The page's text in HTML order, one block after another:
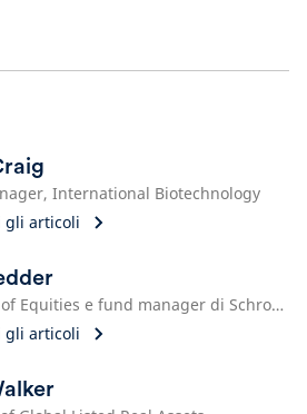
International Biotechnology
gli articoli
Co-Head of Equities e fund manager di Schroder ISF Global Innovation
gli articoli